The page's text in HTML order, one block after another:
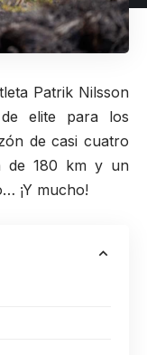
Patrik Nilsson
elite para los
de casi cuatro
de 180 km y un
¡Y mucho!